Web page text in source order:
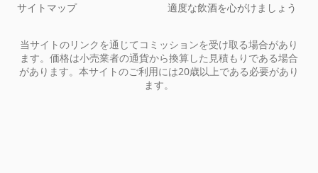
サイトマップ
適度な飲酒を心がけましょう
当サイトのリンクを通じてコミッションを受け取る場合があり
ます。価格は小売業者の通貨から換算した見積もりである場合
があります。本サイトのご利用には20歳以上である必要があり
ます。